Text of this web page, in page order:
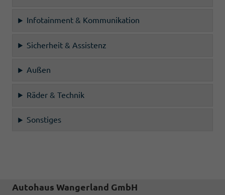
Infotainment & Kommunikation
Sicherheit & Assistenz
Außen
Räder & Technik
Sonstiges
Autohaus Wangerland GmbH